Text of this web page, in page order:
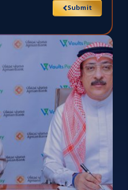
Submit